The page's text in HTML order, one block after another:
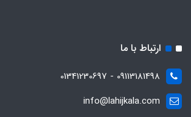
ارتباط با ما
09113181498 - 01341230697
info@lahijkala.com